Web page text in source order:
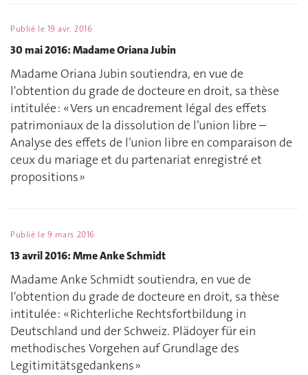
Publié le 19 avr. 2016
30 mai 2016: Madame Oriana Jubin
Madame Oriana Jubin soutiendra, en vue de
l'obtention du grade de docteure en droit, sa thèse
intitulée : « Vers un encadrement légal des effets
patrimoniaux de la dissolution de l’union libre –
Analyse des effets de l’union libre en comparaison de
ceux du mariage et du partenariat enregistré et
propositions »
Publié le 9 mars 2016
13 avril 2016: Mme Anke Schmidt
Madame Anke Schmidt soutiendra, en vue de
l'obtention du grade de docteure en droit, sa thèse
intitulée : « Richterliche Rechtsfortbildung in
Deutschland und der Schweiz. Plädoyer für ein
methodisches Vorgehen auf Grundlage des
Legitimitätsgedankens »